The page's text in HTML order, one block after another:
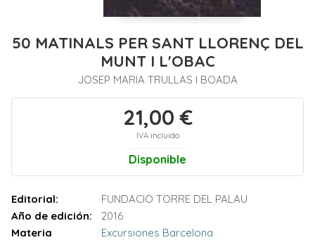
50 MATINALS PER SANT LLORENÇ DEL
MUNT I L'OBAC
JOSEP MARIA TRULLAS I BOADA
21,00 €
IVA incluido
Disponible
Editorial:
FUNDACIO TORRE DEL PALAU
Año de edición:
2016
Materia
Excursiones Barcelona